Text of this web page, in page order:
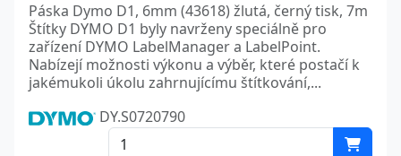
Páska Dymo D1, 6mm (43618) žlutá, černý tisk, 7m
Štítky DYMO D1 byly navrženy speciálně pro
zařízení DYMO LabelManager a LabelPoint.
Nabízejí možnosti výkonu a výběr, které postačí k
jakémukoli úkolu zahrnujícímu štítkování,...
DY.S0720790